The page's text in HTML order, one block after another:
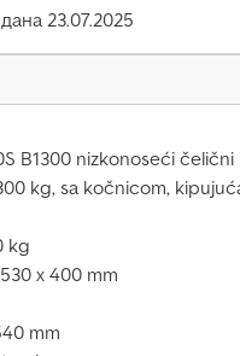
23.07.2025
B1300 nizkonoseći
kg, sa kočnicom,
kg
x 400 mm
mm